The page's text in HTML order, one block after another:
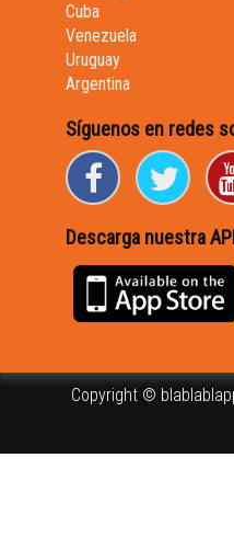
Cuba
Venezuela
Uruguay
Argentina
Síguenos en redes
Descarga nuestra
Copyright ©